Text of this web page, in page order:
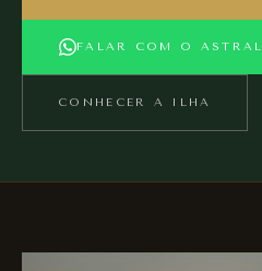
FALAR COM O ASTRAL
CONHECER A ILHA